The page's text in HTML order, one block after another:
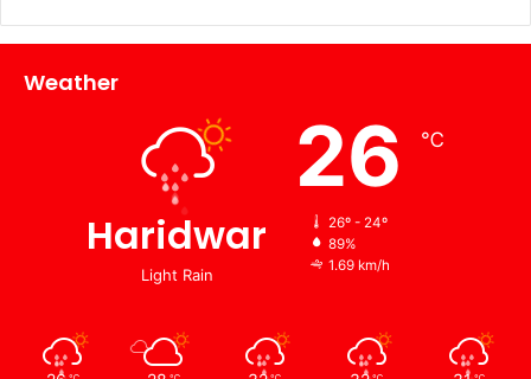
Weather
Haridwar
Light Rain
26 ℃
26º - 24º
89%
1.69 km/h